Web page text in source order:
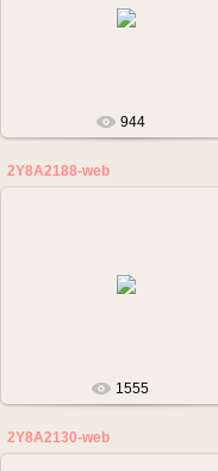
944
2Y8A2188-web
1555
2Y8A2130-web